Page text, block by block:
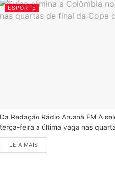
ESPORTE
Da Redação Rádio Aruanã FM A
terça-feira a última vaga nas
LEIA MAIS